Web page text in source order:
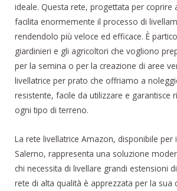
ideale. Questa rete, progettata per coprire
facilita enormemente il processo di
rendendolo più veloce ed efficace. È
giardinieri e gli agricoltori che vogliono
per la semina o per la creazione di aree
livellatrice per prato che offriamo a
resistente, facile da utilizzare e garantisce
ogni tipo di terreno.
La rete livellatrice Amazon, disponibile per
Salerno, rappresenta una soluzione
chi necessita di livellare grandi estensioni
rete di alta qualità è apprezzata per la sua